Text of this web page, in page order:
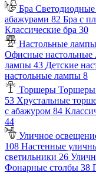
Бра Светодиодные
абажурами 82 Бра с
Классические бра 30
Настольные лампы
Офисные настольные
лампы 43 Детские
настольные лампы 8
Торшеры Торшеры
53 Хрустальные
с абажуром 84
44
Уличное
108 Настенные
светильники 26
Фонарные столбы 38